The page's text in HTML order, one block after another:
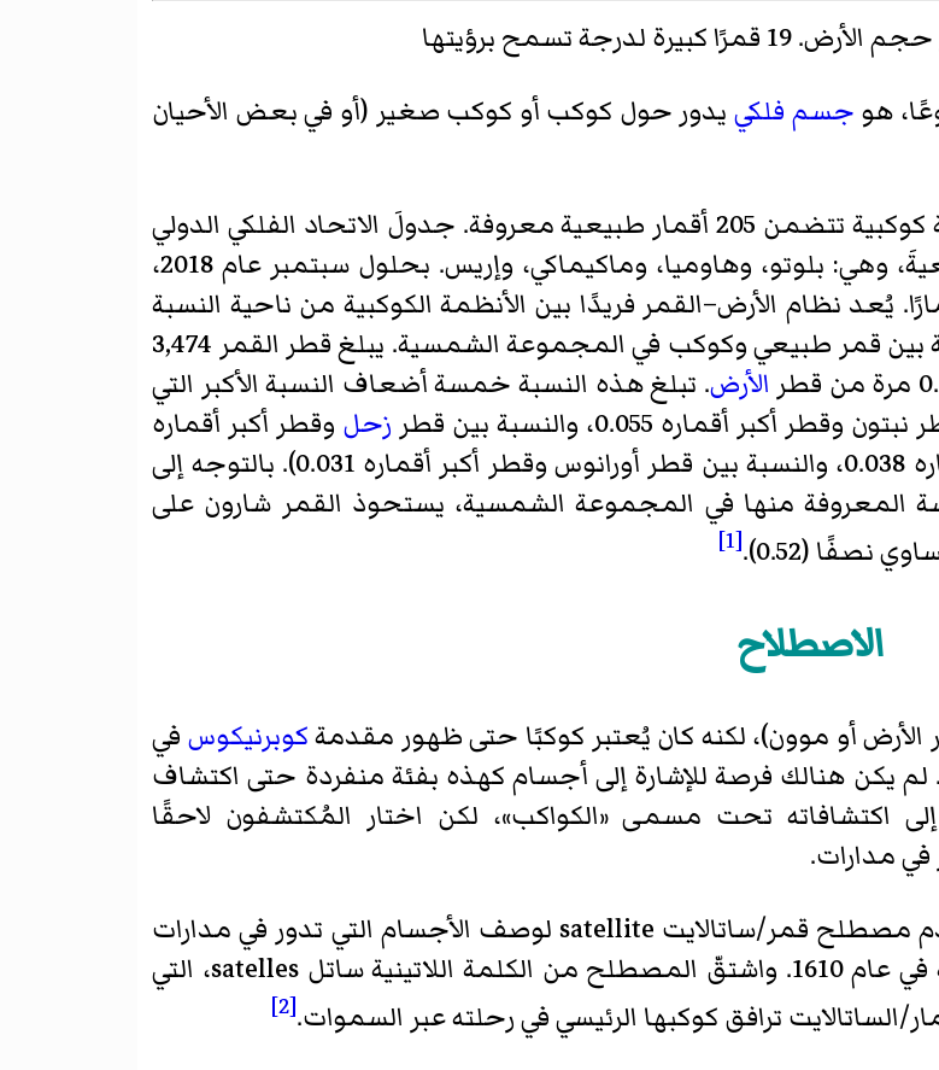
لدرجة تسمح برؤيتها
هو جسم فلكي يدور حول كوكب أو كوكب صغير (أو في بعض الأحيان
ست أنظمة قمرية كوكبية تتضمن 205 أقمار طبيعية معروفة. جدولَ الاتحاد الفلكي الدولي
أربعة كواكب قزمة معروفة بامتلاكها أقمارًا طبيعيةَ، وهي: بلوتو، وهاوميا، وماكيماكي، وإريس. بحلول سبتمبر عام 2018،
أقمارًا. يُعد نظام الأرض–القمر فريدًا بين الأنظمة الكوكبية من ناحية النسبة
بين كتلة القمر وكتلة الأرض، وهي أكبر من أي نسبة بين قمر طبيعي وكوكب في المجموعة الشمسية. يبلغ قطر القمر 3,474
الأرض. تبلغ هذه النسبة خمسة أضعاف النسبة الأكبر التي
أقماره 0.055، والنسبة بين قطر
زحل وقطر أكبر أقماره
0.044، والنسبة بين قطر المشتري وقطر أكبر أقماره 0.038، والنسبة بين قطر أورانوس وقطر أكبر أقماره 0.031). بالتوجه إلى
المعروفة منها في المجموعة الشمسية، يستحوذ القمر شارون على
نصفًا (0.52).
[1]
الاصطلاح
أو موون)، لكنه كان يُعتبر كوكبًا حتى ظهور مقدمةكوبرنيكوس في
الكتاب في دورات الكواكب السماوية في عام 1543. لم يكن هنالك فرصة للإشارة إلى أجسام كهذه بفئة منفردة حتى اكتشاف
غاليليو الإشارة إلى اكتشافاته تحت مسمى «الكواكب»، لكن اختار المُكتشفون لاحقًا
مدارات.
كان الفلكي الألماني يوهانس كيبلر أول من استخدم مصطلح قمر/ساتالايت satellite لوصف الأجسام التي تدور في مدارات
في كُتيّبه حكاية أقمار المشتري المرصودة الأربعة في عام 1610. واشتقّ المصطلح من الكلمة اللاتينية ساتل satelles، التي
الساتالايت ترافق كوكبها الرئيسي في رحلته عبر السموات.[2]